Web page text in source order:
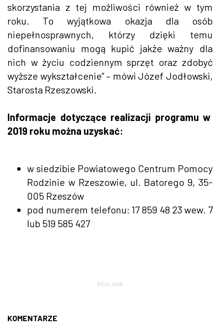
skorzystania z tej możliwości również w tym
roku. To wyjątkowa okazja dla osób
niepełnosprawnych, którzy dzięki temu
dofinansowaniu mogą kupić jakże ważny dla
nich w życiu codziennym sprzęt oraz zdobyć
wyższe wykształcenie” – mówi Józef Jodłowski,
Starosta Rzeszowski.
Informacje dotyczące realizacji programu w
2019 roku można uzyskać:
w siedzibie Powiatowego Centrum Pomocy
Rodzinie w Rzeszowie, ul. Batorego 9, 35-
005 Rzeszów
pod numerem telefonu: 17 859 48 23 wew. 7
lub 519 585 427
REKLAMA
KOMENTARZE